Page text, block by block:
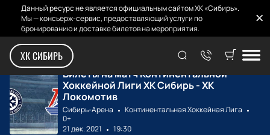
Данный ресурс не является официальным сайтом ХК «Сибирь».
Мы — консьерж-сервис, предоставляющий услуги по
бронированию и доставке билетов на мероприятия.
ХК СИБИРЬ
Главная Билеты на матчи ХК Сибирь - ХК Л...
Билеты на матч Континентальной
Хоккейной Лиги ХК Сибирь - ХК
Локомотив
Сибирь-Арена
Континентальная Хоккейная Лига
0+
21 дек. 2021
19:30